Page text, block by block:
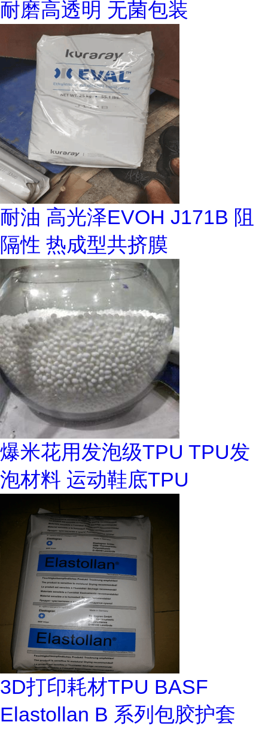
耐磨高透明 无菌包装
耐油 高光泽EVOH J171B 阻
隔性 热成型共挤膜
爆米花用发泡级TPU TPU发
泡材料 运动鞋底TPU
3D打印耗材TPU BASF
Elastollan B 系列包胶护套